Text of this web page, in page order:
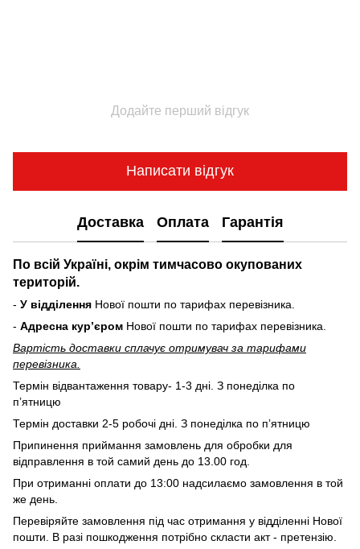
Додайте перший відгук
Написати відгук
Доставка Оплата Гарантія
По всій Україні, окрім тимчасово окупованих
територій.
- У відділення Нової пошти по тарифах перевізника.
- Адресна курʼєром Нової пошти по тарифах перевізника.
Вартість доставки cплачує отримувач за тарифами
перевізника.
Термін відвантаження товару- 1-3 дні. З понеділка по
пʼятницю
Термін доставки 2-5 робочі дні. З понеділка по пʼятницю
Припинення приймання замовлень для обробки для
відправлення в той самий день до 13.00 год.
При отриманні оплати до 13:00 надсилаємо замовлення в той
же день.
Перевіряйте замовлення під час отримання у відділенні Нової
пошти. В разі пошкодження потрібно скласти акт - претензію.